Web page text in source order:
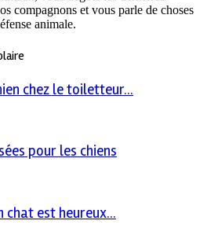
compagnons et vous parle de choses
animale.
chez le toiletteur...
pour les chiens
chat est heureux...